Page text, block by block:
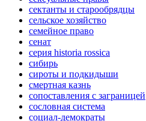
сектанты и старообрядцы
сельское хозяйство
семейное право
сенат
серия historia rossica
сибирь
сироты и подкидыши
смертная казнь
сопоставления с заграницей
сословная система
социал-демократы